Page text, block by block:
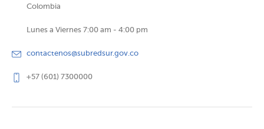
Colombia
Lunes a Viernes 7:00 am - 4:00 pm
contactenos@subredsur.gov.co
+57 (601) 7300000